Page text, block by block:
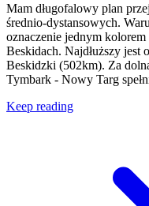
Mam długofalowy plan
średnio-dystansowych.
oznaczenie jednym
Beskidach. Najdłuższy jest
Beskidzki (502km). Za
Tymbark - Nowy Targ
Keep reading